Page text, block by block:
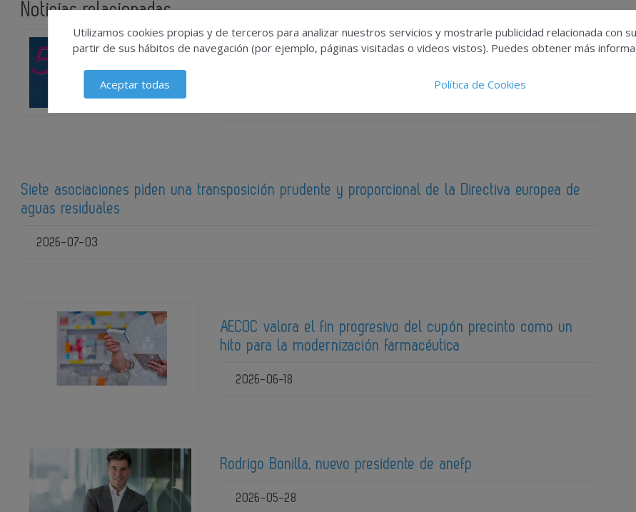
Noticias relacionadas
AEFI celebra su primer Torneo de Pádel con motivo del 50
Siete asociaciones piden una transposición prudente y proporcional de la Directiva europea de
aguas residuales
2026-07-03
AECOC valora el fin progresivo del cupón precinto como un
hito para la modernización farmacéutica
2026-06-18
Rodrigo Bonilla, nuevo presidente de anefp
2026-05-28
Utilizamos cookies propias y de terceros para analizar nuestros servicios y mostrarle publicidad relacionada con
partir de sus hábitos de navegación (por ejemplo, páginas visitadas o videos vistos). Puedes obtener más
Aceptar todas Política de Cookies